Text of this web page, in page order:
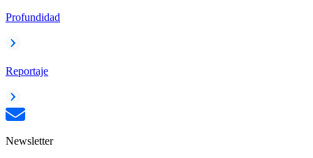
Profundidad
Reportaje
Newsletter